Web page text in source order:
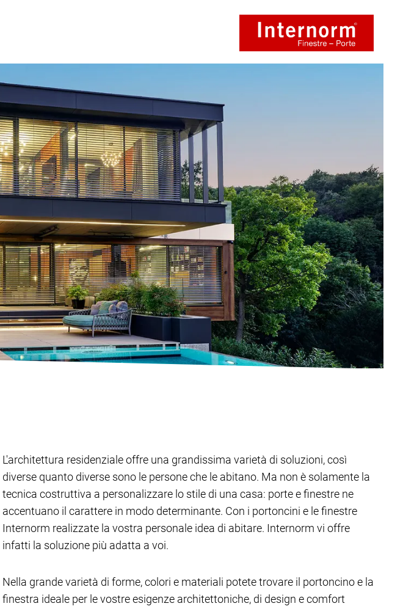
L'architettura residenziale offre una grandissima varietà di soluzioni, così
diverse quanto diverse sono le persone che le abitano. Ma non è solamente la
tecnica costruttiva a personalizzare lo stile di una casa: porte e finestre ne
accentuano il carattere in modo determinante. Con i portoncini e le finestre
Internorm realizzate la vostra personale idea di abitare. Internorm vi offre
infatti la soluzione più adatta a voi.
Nella grande varietà di forme, colori e materiali potete trovare il portoncino e la
finestra ideale per le vostre esigenze architettoniche, di design e comfort